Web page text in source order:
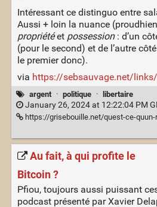
Intéressant ce distinguo entre
Aussi + loin la nuance
propriétéet possession: d’un
(pour le second) et de l’autre
le premier donc).
via https://sebsauvage.net/
argent · politique · libertaire
January 26, 2024 at 12:22:04 PM
https://grisebouille.net/quest-ce-
Au fait, à qui profite le
Bitcoin ?
Pfiou, toujours aussi puissant
podcast présenté par Xavier